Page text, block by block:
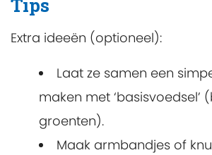
Tips
Extra ideeën (optioneel):
Laat ze samen een
maken met ‘basisvoedsel’
groenten).
Maak armbandjes of